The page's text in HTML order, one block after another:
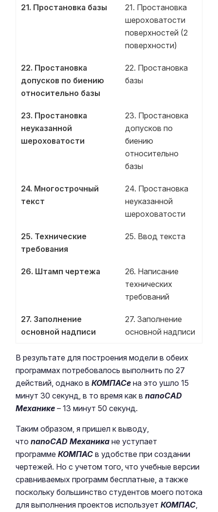
21. Простановка базы
21. Простановка
шероховатости
поверхностей (2
поверхности)
22. Простановка
допусков по биению
относительно базы
22. Простановка
базы
23. Простановка
неуказанной
шероховатости
23. Простановка
допусков по
биению
относительно
базы
24. Многострочный
текст
24. Простановка
неуказанной
шероховатости
25. Технические
требования
25. Ввод текста
26. Штамп чертежа
26. Написание
технических
требований
27. Заполнение
основной надписи
27. Заполнение
основной надписи
В результате для построения модели в обеих
программах потребовалось выполнить по 27
действий, однако в КОМПАСе на это ушло 15
минут 30 секунд, в то время как в nanoCAD
Механике – 13 минут 50 секунд.
Таким образом, я пришел к выводу,
что nanoCAD Механика не уступает
программе КОМПАС в удобстве при создании
чертежей. Но с учетом того, что учебные версии
сравниваемых программ бесплатные, а также
поскольку большинство студентов моего потока
для выполнения проектов использует КОМПАС,